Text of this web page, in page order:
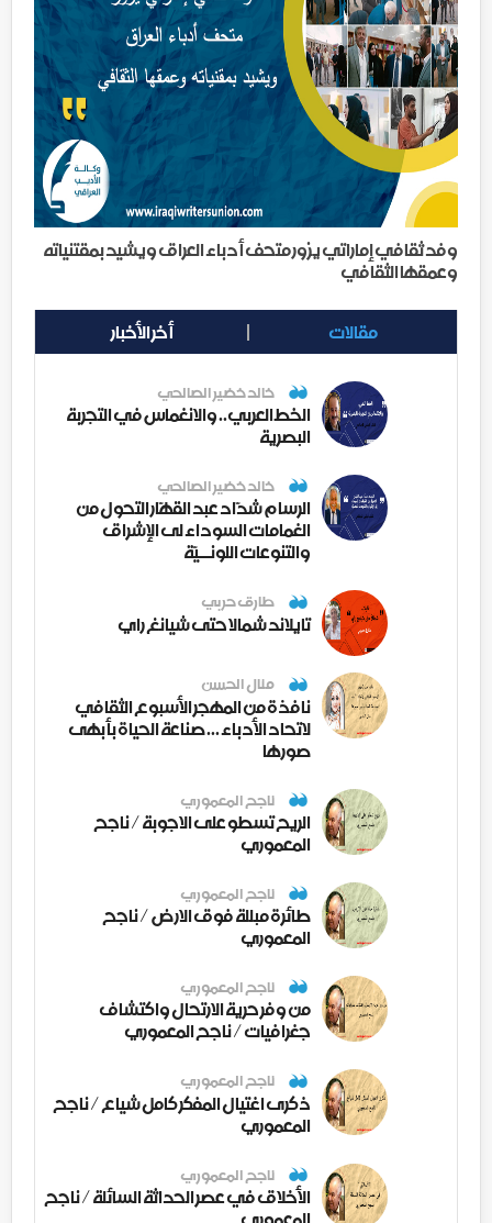
وفد ثقافي إماراتي يزور متحف أدباء العراق ويشيد بمقتنياته
وعمقها الثقافي
مقالات أخر الأخبار
خالد خضير الصالحي
الخط العربي.. والانغماس في التجربة
البصرية
خالد خضير الصالحي
الرسام شدّاد عبد القهّار التحول من
الغمامات السوداء لى الإشراق
والتنوعات اللونــيّة
طارق حربي
تايلاند شمالا حتى شيانغ راي
منال الحسن
نافذة من المهجر الأسبوع الثقافي
لاتحاد الأدباء ... صناعة الحياة بأبهى
صورها
ناجح المعموري
الريح تسطو على الاجوبة / ناجح
المعموري
ناجح المعموري
طائرة مبللة فوق الارض / ناجح
المعموري
ناجح المعموري
من وفر حرية الارتحال واكتشاف
جغرافيات / ناجح المعموري
ناجح المعموري
ذكرى اغتيال المفكر كامل شياع / ناجح
المعموري
ناجح المعموري
الأخلاق في عصر الحداثة السائلة / ناجح